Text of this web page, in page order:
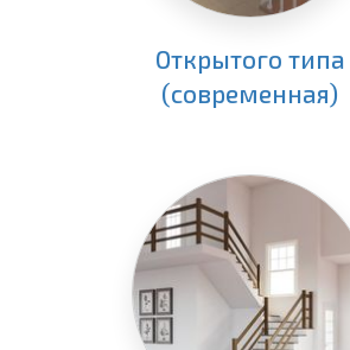
Открытого типа
(современная)